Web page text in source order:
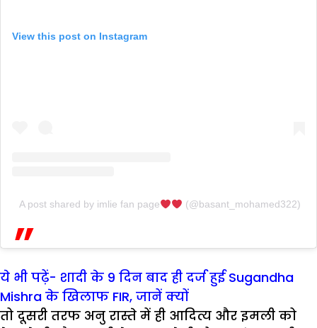
View this post on Instagram
A post shared by imlie fan page (@basant_mohamed322)
ये भी पढ़ें- शादी के 9 दिन बाद ही दर्ज हुई Sugandha
Mishra के खिलाफ FIR, जानें क्यों
तो दूसरी तरफ अनु रास्ते में ही आदित्य और इमली को